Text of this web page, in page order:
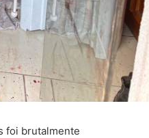
foi brutalmente